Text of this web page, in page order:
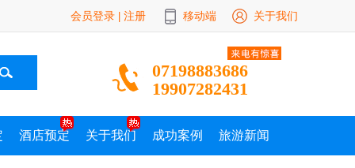
会员登录 注册 移动端 关于我们
07198883686
19907282431
酒店预定 关于我们 成功案例 旅游新闻